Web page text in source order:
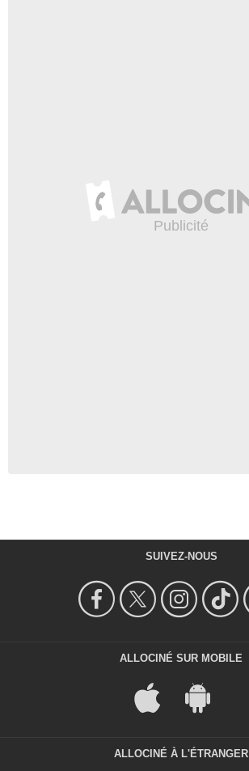
SUIVEZ-NOUS
ALLOCINÉ SUR MOBILE
ALLOCINÉ À L'ÉTRANGER